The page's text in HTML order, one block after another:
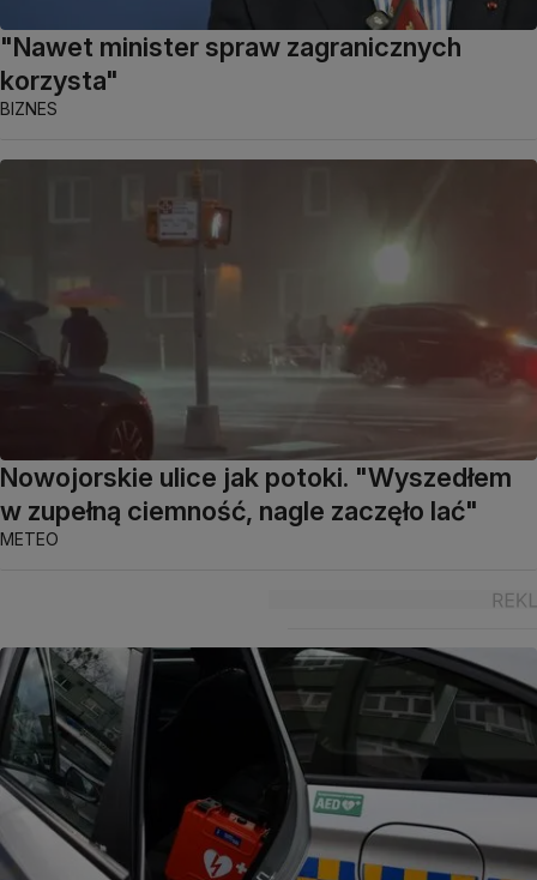
"Nawet minister spraw zagranicznych
korzysta"
BIZNES
Nowojorskie ulice jak potoki. "Wyszedłem
w zupełną ciemność, nagle zaczęło lać"
METEO